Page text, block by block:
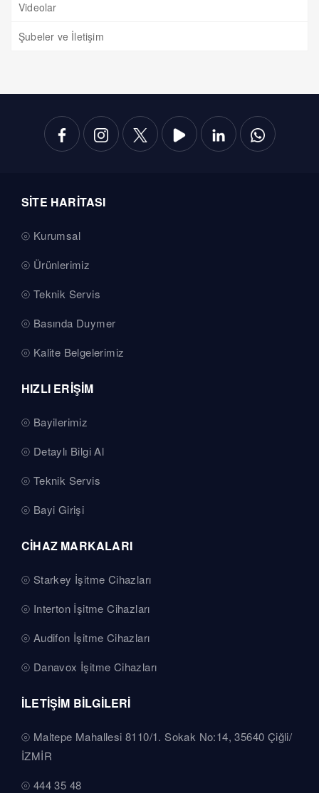
Videolar
Şubeler ve İletişim
SİTE HARİTASI
Kurumsal
Ürünlerimiz
Teknik Servis
Basında Duymer
Kalite Belgelerimiz
HIZLI ERİŞİM
Bayilerimiz
Detaylı Bilgi Al
Teknik Servis
Bayi Girişi
CİHAZ MARKALARI
Starkey İşitme Cihazları
Interton İşitme Cihazları
Audifon İşitme Cihazları
Danavox İşitme Cihazları
İLETİŞİM BİLGİLERİ
Maltepe Mahallesi 8110/1. Sokak No:14, 35640 Çiğli/
İZMİR
444 35 48